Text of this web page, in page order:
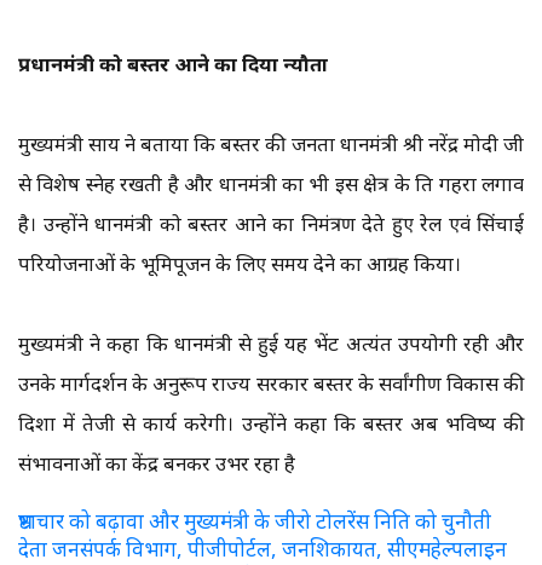
प्रधानमंत्री को बस्तर आने का दिया न्यौता
मुख्यमंत्री साय ने बताया कि बस्तर की जनता प्रधानमंत्री श्री नरेंद्र मोदी जी
से विशेष स्नेह रखती है और प्रधानमंत्री का भी इस क्षेत्र के प्रति गहरा लगाव
है। उन्होंने प्रधानमंत्री को बस्तर आने का निमंत्रण देते हुए रेल एवं सिंचाई
परियोजनाओं के भूमिपूजन के लिए समय देने का आग्रह किया।
मुख्यमंत्री ने कहा कि प्रधानमंत्री से हुई यह भेंट अत्यंत उपयोगी रही और
उनके मार्गदर्शन के अनुरूप राज्य सरकार बस्तर के सर्वांगीण विकास की
दिशा में तेजी से कार्य करेगी। उन्होंने कहा कि बस्तर अब भविष्य की
संभावनाओं का केंद्र बनकर उभर रहा है
भ्रष्टाचार को बढ़ावा और मुख्यमंत्री के जीरो टोलरेंस निति को चुनौती
देता जनसंपर्क विभाग, पीजीपोर्टल, जनशिकायत, सीएमहेल्पलाइन